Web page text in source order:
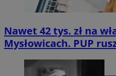
Nawet 42 tys. zł na
Mysłowicach. PUP